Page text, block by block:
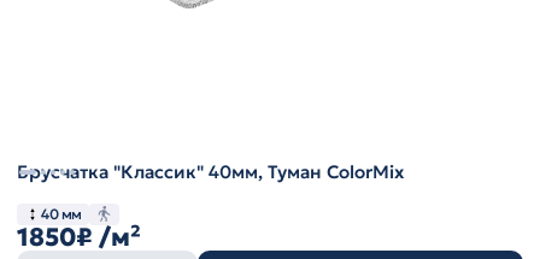
Брусчатка "Классик" 40мм, Туман ColorMix
40 мм
1850₽ /м²